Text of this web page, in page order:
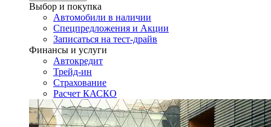
Выбор и покупка
Автомобили в наличии
Спецпредложения и Акции
Записаться на тест-драйв
Финансы и услуги
Автокредит
Трейд-ин
Страхование
Расчет КАСКО